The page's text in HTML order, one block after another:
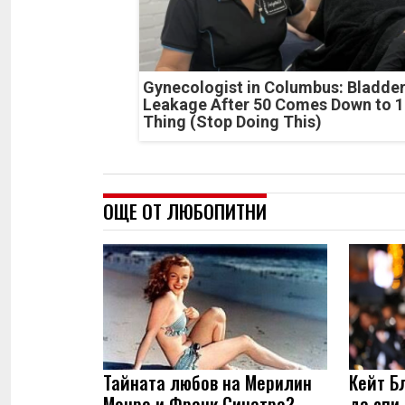
Gynecologist in Columbus: Bladder
Leakage After 50 Comes Down to 1
Thing (Stop Doing This)
ОЩЕ ОТ ЛЮБОПИТНИ
Тайната любов на Мерилин
Кейт